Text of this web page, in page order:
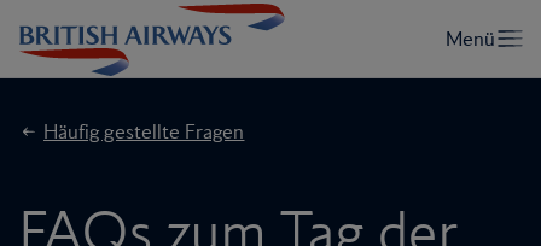
Häufig gestellte Fragen
FAQs zum Tag der